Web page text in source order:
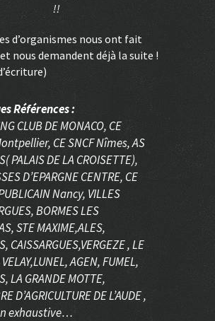
!!
d’organismes nous ont fait
nous demandent déjà la suite !
Références :
CLUB DE MONACO, CE
CE SNCF Nîmes, AS
PALAIS DE LA CROISETTE),
D’EPARGNE CENTRE, CE
Nancy, VILLES
BORMES LES
STE MAXIME,ALES,
CAISSARGUES,VERGEZE , LE
AGEN, FUMEL,
LA GRANDE MOTTE,
D’AGRICULTURE DE L’AUDE ,
exhaustive…